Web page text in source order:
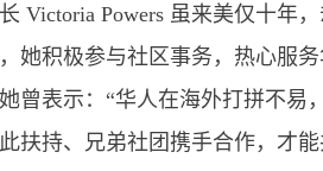
Victoria Powers 虽来美仅十年
她积极参与社区事务，热心服
曾表示：“华人在海外打拼不易
扶持、兄弟社团携手合作，才